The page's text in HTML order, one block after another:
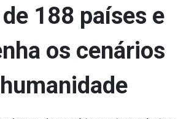
188 países e
os cenários